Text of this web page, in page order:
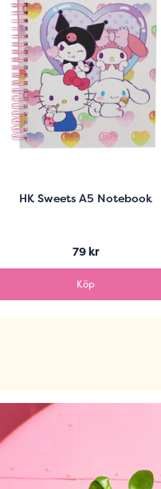
HK Sweets A5 Notebook
79 kr
Köp